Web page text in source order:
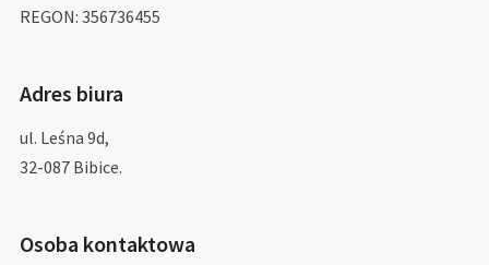
REGON: 356736455
Adres biura
ul. Leśna 9d,
32-087 Bibice.
Osoba kontaktowa